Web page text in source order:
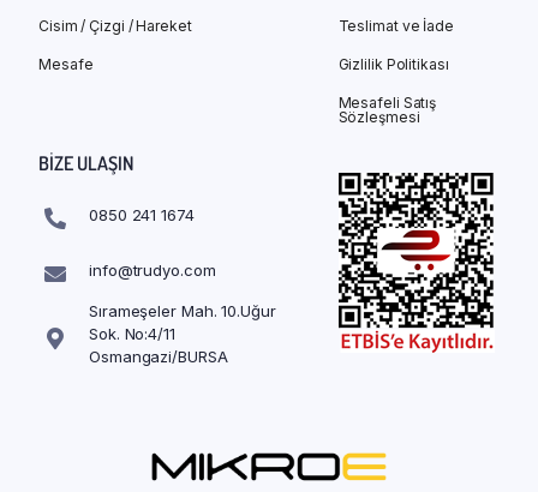
Cisim / Çizgi / Hareket
Mesafe
Teslimat ve İade
Gizlilik Politikası
Mesafeli Satış
Sözleşmesi
BIZE ULAŞIN
0850 241 1674
info@trudyo.com
Sırameşeler Mah. 10.Uğur
Sok. No:4/11
Osmangazi/BURSA